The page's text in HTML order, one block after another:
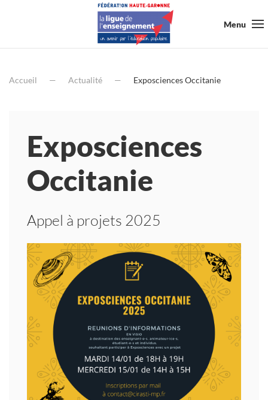
Menu
Accueil Actualité Exposciences Occitanie
Exposciences
Occitanie
Appel à projets 2025